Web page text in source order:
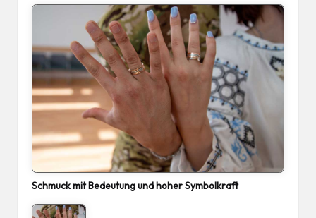
Schmuck mit Bedeutung und hoher Symbolkraft